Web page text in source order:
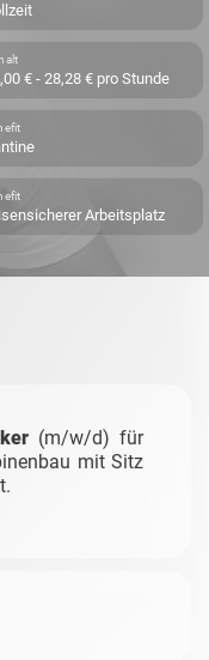
€ - 28,28 € pro Stunde
Arbeitsplatz
(m/w/d) für
mit Sitz